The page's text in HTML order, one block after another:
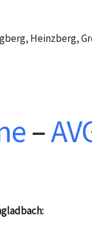
Heinzberg,
–